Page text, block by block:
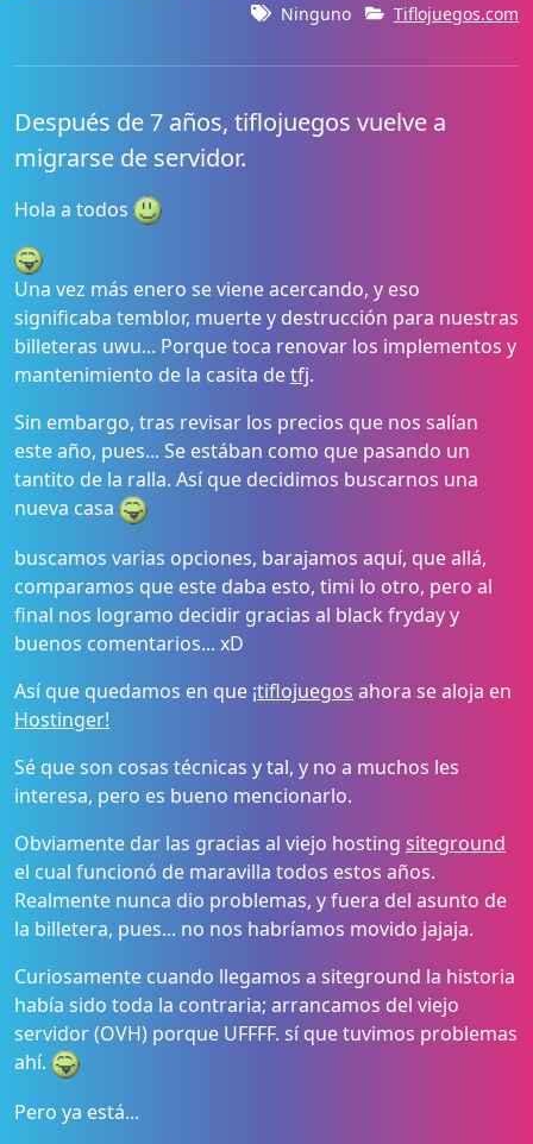
Ninguno
Tiflojuegos.com
Después de 7 años, tiflojuegos vuelve a
migrarse de servidor.
Hola a todos
Una vez más enero se viene acercando, y eso
significaba temblor, muerte y destrucción para nuestras
billeteras uwu... Porque toca renovar los implementos y
mantenimiento de la casita detfj.
Sin embargo, tras revisar los precios que nos salían
este año, pues... Se estában como que pasando un
tantito de la ralla. Así que decidimos buscarnos una
nueva casa
buscamos varias opciones, barajamos aquí, que allá,
comparamos que este daba esto, timi lo otro, pero al
final nos logramo decidir gracias al black fryday y
buenos comentarios... xD
Así que quedamos en que ¡tiflojuegos ahora se aloja en
Hostinger!
Sé que son cosas técnicas y tal, y no a muchos les
interesa, pero es bueno mencionarlo.
Obviamente dar las gracias al viejo hosting siteground
el cual funcionó de maravilla todos estos años.
Realmente nunca dio problemas, y fuera del asunto de
la billetera, pues... no nos habríamos movido jajaja.
Curiosamente cuando llegamos a siteground la historia
había sido toda la contraria; arrancamos del viejo
servidor (OVH) porque UFFFF. sí que tuvimos problemas
ahí.
Pero ya está...